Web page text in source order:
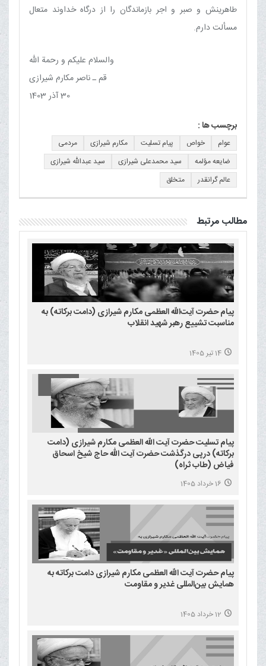
طاهرينش و صبر و اجر بازماندگان را از درگاه خداوند متعال
مسألت دارم.
والسلام عليكم و رحمة الله
قم ـ ناصر مكارم شيرازى
30 آذر 1403
برچسب ها :
عوام خواص پیام تسلیت مکارم شیرازی
مردمی
ضایعه مؤلمه
سید محمدعلی شیرازی
سید عبدالله شیرازی
عالم گرانقدر
متخلق
مطالب مرتبط
پیام حضرت آیت‌الله العظمی مکارم شیرازی (دامت برکاته) به
مناسبت تشییع رهبر شهید انقلاب
14 تیر 1405
پیام تسلیت حضرت آیت الله العظمی مکارم شیرازی (دامت
برکاته) درپی درگذشت حضرت آیت الله حاج شیخ اسحاق
فیاض (طاب ثراه)
16 خرداد 1405
پیام حضرت آیت الله العظمی مکارم شیرازی دامت برکاته به
همایش بین‌المللی غدیر و مقاومت
12 خرداد 1405